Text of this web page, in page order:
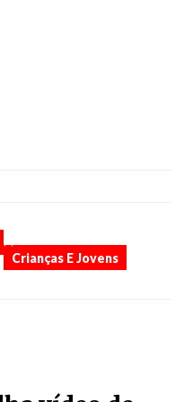
Crianças E Jovens